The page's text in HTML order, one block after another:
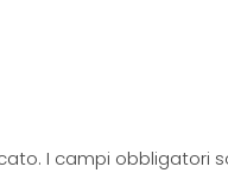
I campi obbligatori